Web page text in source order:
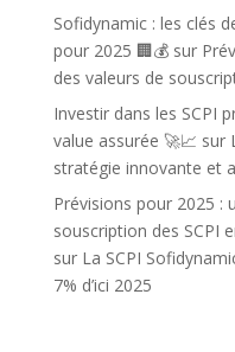
Sofidynamic : les clés
pour 2025 🏢💰sur
des valeurs de
Investir dans les SCPI
value assurée 🚀📈 sur
stratégie innovante et
Prévisions pour 2025 :
souscription des SCPI
sur La SCPI
7% d’ici 2025